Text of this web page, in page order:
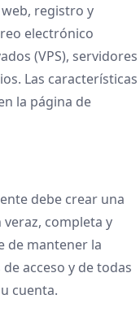
registro y
electrónico
(VPS), servidores
Las características
la página de
debe crear una
completa y
de mantener la
acceso y de todas
cuenta.